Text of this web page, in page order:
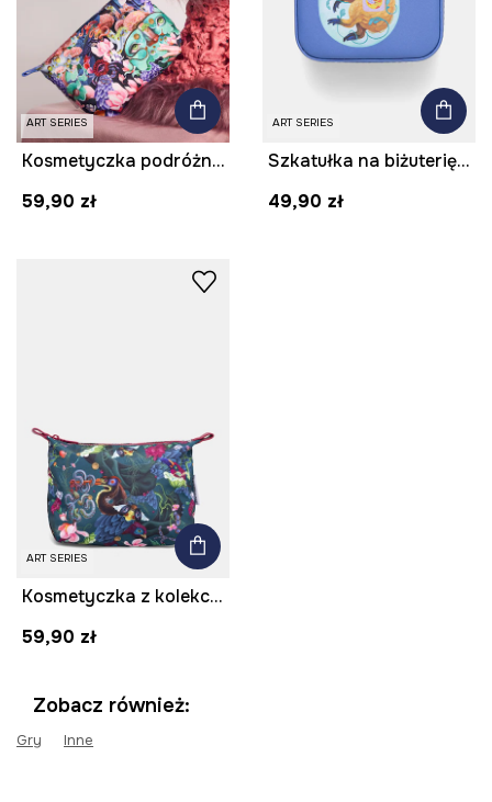
ART SERIES
Kosmetyczka podróżna z kolekcji Kit Mizeres x Medicine
59,90 zł
ART SERIES
Szkatułka na biżuterię z kolekcji Kit Mizeres x Medicine
49,90 zł
ART SERIES
Kosmetyczka z kolekcji Kit Mizeres x Medicine
59,90 zł
Zobacz również:
Gry Inne